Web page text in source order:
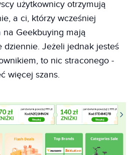
użytkownicy otrzymują
a ci, którzy wcześniej
na Geekbuying mają
dziennie. Jeżeli jednak jesteś
to nic straconego -
więcej szans.